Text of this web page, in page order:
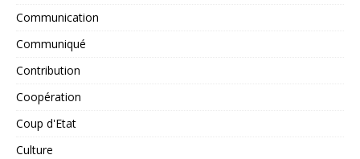
Communication
Communiqué
Contribution
Coopération
Coup d'Etat
Culture